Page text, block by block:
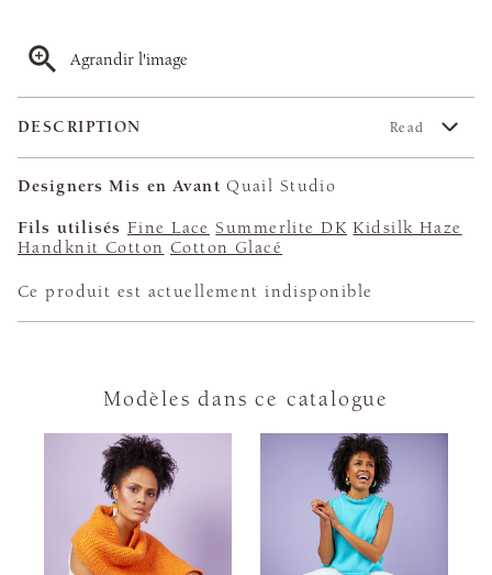
Agrandir l'image
DESCRIPTION Read
Designers Mis en Avant Quail Studio
Fils utilisés Fine Lace Summerlite DK Kidsilk Haze
Handknit Cotton Cotton Glacé
Ce produit est actuellement indisponible
Modèles dans ce catalogue